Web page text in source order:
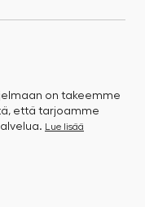
on takeemme
että tarjoamme
Lue lisää